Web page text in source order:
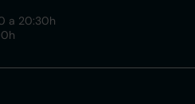
a 20:30h